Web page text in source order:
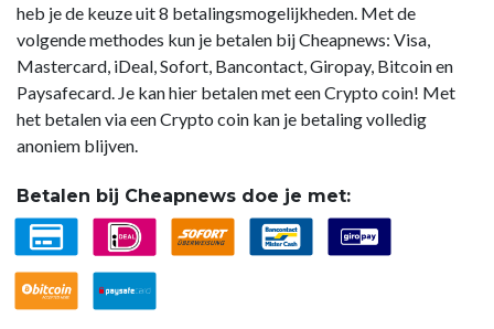
heb je de keuze uit 8 betalingsmogelijkheden. Met de
volgende methodes kun je betalen bij Cheapnews: Visa,
Mastercard, iDeal, Sofort, Bancontact, Giropay, Bitcoin en
Paysafecard. Je kan hier betalen met een Crypto coin! Met
het betalen via een Crypto coin kan je betaling volledig
anoniem blijven.
Betalen bij Cheapnews doe je met: